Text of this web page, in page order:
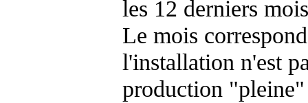
les 12 derniers
Le mois
l'installation n'est
production "pleine"